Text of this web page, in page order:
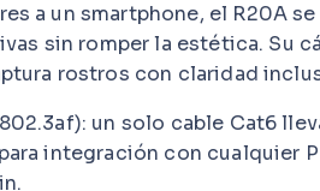
a un smartphone, el R20A
sin romper la estética. Su
rostros con claridad
un solo cable Cat6
integración con cualquier